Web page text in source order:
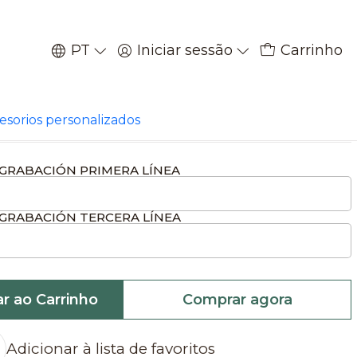
PT Iniciar sessão Carrinho
personalizados
trofeos de caza gamo
PRIMERA LÍNEA
TERCERA LÍNEA
ao Carrinho Comprar agora
Adicionar à lista de favoritos